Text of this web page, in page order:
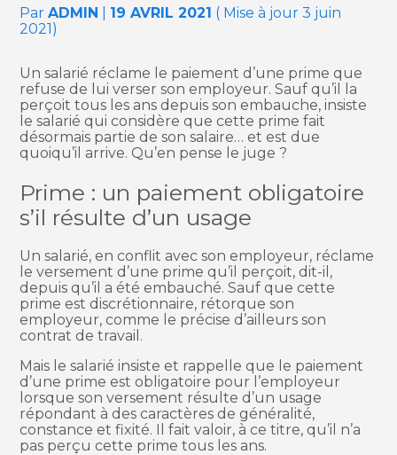
ParADMIN 19 AVRIL 2021 ( Mise à jour 3 juin
2021)
Un salarié réclame le paiement d’une prime que
refuse de lui verser son employeur. Sauf qu’il la
perçoit tous les ans depuis son embauche, insiste
le salarié qui considère que cette prime fait
désormais partie de son salaire… et est due
quoiqu’il arrive. Qu’en pense le juge ?
Prime : un paiement obligatoire
s’il résulte d’un usage
Un salarié, en conflit avec son employeur, réclame
le versement d’une prime qu’il perçoit, dit-il,
depuis qu’il a été embauché. Sauf que cette
prime est discrétionnaire, rétorque son
employeur, comme le précise d’ailleurs son
contrat de travail.
Mais le salarié insiste et rappelle que le paiement
d’une prime est obligatoire pour l’employeur
lorsque son versement résulte d’un usage
répondant à des caractères de généralité,
constance et fixité. Il fait valoir, à ce titre, qu’il n’a
pas perçu cette prime tous les ans.